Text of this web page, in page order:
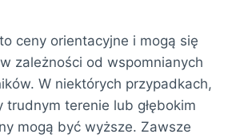
ceny orientacyjne i mogą się
zależności od wspomnianych
W niektórych przypadkach,
trudnym terenie lub głębokim
mogą być wyższe. Zawsze